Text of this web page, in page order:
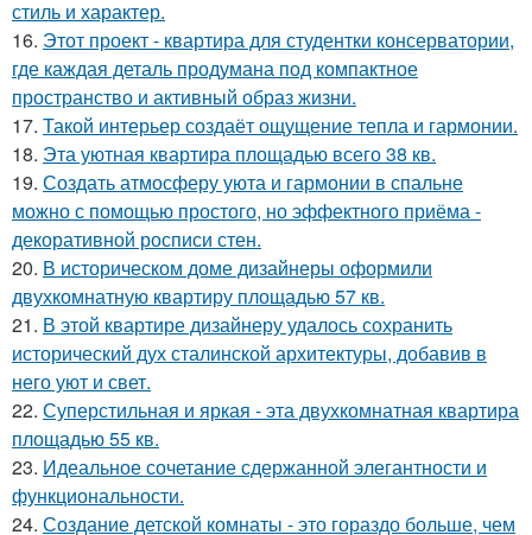
стиль и характер.
16. Этот проект - квартира для студентки консерватории,
где каждая деталь продумана под компактное
пространство и активный образ жизни.
17. Такой интерьер создаёт ощущение тепла и гармонии.
18. Эта уютная квартира площадью всего 38 кв.
19. Создать атмосферу уюта и гармонии в спальне
можно с помощью простого, но эффектного приёма -
декоративной росписи стен.
20. В историческом доме дизайнеры оформили
двухкомнатную квартиру площадью 57 кв.
21. В этой квартире дизайнеру удалось сохранить
исторический дух сталинской архитектуры, добавив в
него уют и свет.
22. Суперстильная и яркая - эта двухкомнатная квартира
площадью 55 кв.
23. Идеальное сочетание сдержанной элегантности и
функциональности.
24. Создание детской комнаты - это гораздо больше, чем